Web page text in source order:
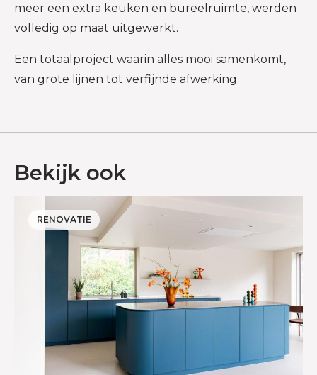
meer een extra keuken en bureelruimte, werden
volledig op maat uitgewerkt.
Een totaalproject waarin alles mooi samenkomt,
van grote lijnen tot verfijnde afwerking.
Bekijk ook
RENOVATIE